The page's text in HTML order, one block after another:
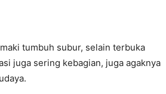
tumbuh subur, selain terbuka
juga sering kebagian, juga agaknya